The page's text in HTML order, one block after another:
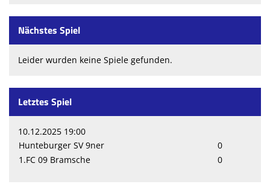
Nächstes Spiel
Leider wurden keine Spiele gefunden.
Letztes Spiel
10.12.2025 19:00
Hunteburger SV 9ner
0
1.FC 09 Bramsche
0